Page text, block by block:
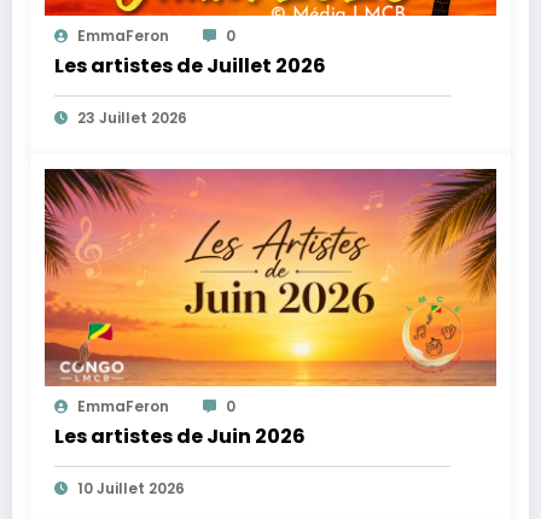
EmmaFeron 0
Les artistes de Juillet 2026
23 Juillet 2026
EmmaFeron 0
Les artistes de Juin 2026
10 Juillet 2026